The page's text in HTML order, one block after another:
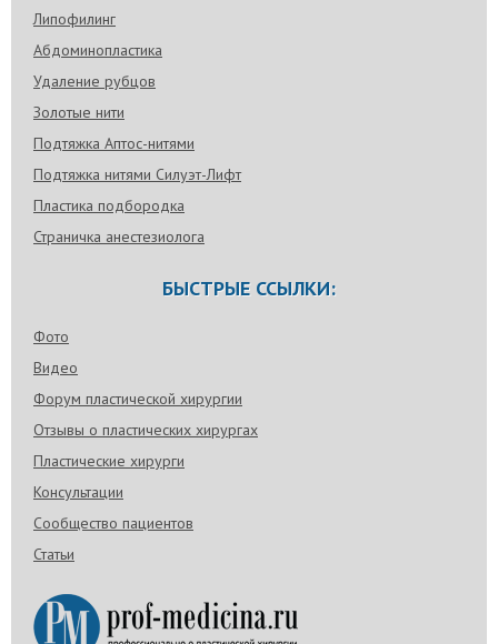
Липофилинг
Абдоминопластика
Удаление рубцов
Золотые нити
Подтяжка Аптос-нитями
Подтяжка нитями Силуэт-Лифт
Пластика подбородка
Страничка анестезиолога
БЫСТРЫЕ ССЫЛКИ:
Фото
Видео
Форум пластической хирургии
Отзывы о пластических хирургах
Пластические хирурги
Консультации
Сообщество пациентов
Статьи